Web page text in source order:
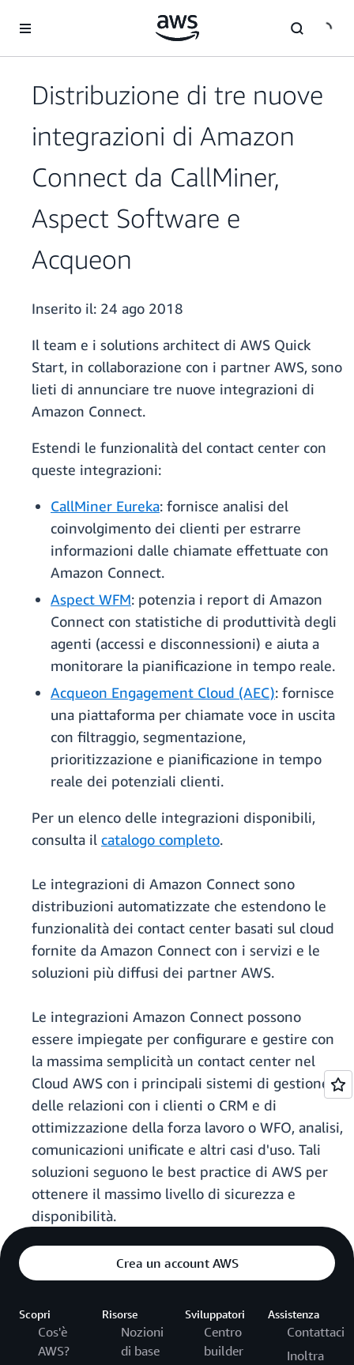
Distribuzione di tre nuove
integrazioni di Amazon
Connect da CallMiner,
Aspect Software e
Acqueon
Inserito il: 24 ago 2018
Il team e i solutions architect di AWS Quick
Start, in collaborazione con i partner AWS, sono
lieti di annunciare tre nuove integrazioni di
Amazon Connect.
Estendi le funzionalità del contact center con
queste integrazioni:
CallMiner Eureka: fornisce analisi del
coinvolgimento dei clienti per estrarre
informazioni dalle chiamate effettuate con
Amazon Connect.
Aspect WFM: potenzia i report di Amazon
Connect con statistiche di produttività degli
agenti (accessi e disconnessioni) e aiuta a
monitorare la pianificazione in tempo reale.
Acqueon Engagement Cloud (AEC): fornisce
una piattaforma per chiamate voce in uscita
con filtraggio, segmentazione,
prioritizzazione e pianificazione in tempo
reale dei potenziali clienti.
Per un elenco delle integrazioni disponibili,
consulta il catalogo completo.
Le integrazioni di Amazon Connect sono
distribuzioni automatizzate che estendono le
funzionalità dei contact center basati sul cloud
fornite da Amazon Connect con i servizi e le
soluzioni più diffusi dei partner AWS.
Le integrazioni Amazon Connect possono
essere impiegate per configurare e gestire con
la massima semplicità un contact center nel
Cloud AWS con i principali sistemi di gestione
delle relazioni con i clienti o CRM e di
ottimizzazione della forza lavoro o WFO, analisi,
comunicazioni unificate e altri casi d'uso. Tali
soluzioni seguono le best practice di AWS per
ottenere il massimo livello di sicurezza e
disponibilità.
Crea un account AWS
Scopri
Cos'è
AWS?
Risorse
Nozioni
di base
Sviluppatori
Centro
builder
Assistenza
Contattaci
Inoltra